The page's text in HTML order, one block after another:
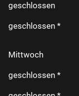
geschlossen
geschlossen *
Mittwoch
geschlossen *